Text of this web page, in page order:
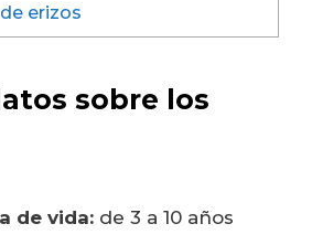
erizos
sobre los
de vida: de 3 a 10 años